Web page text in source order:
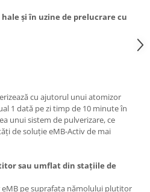
și în uzine de prelucrare cu
cu ajutorul unui atomizor
1 dată pe zi timp de 10 minute în
unui sistem de pulverizare, ce
de soluție eMB-Activ de mai
sau umflat din stațiile de
pe suprafața nămolului plutitor